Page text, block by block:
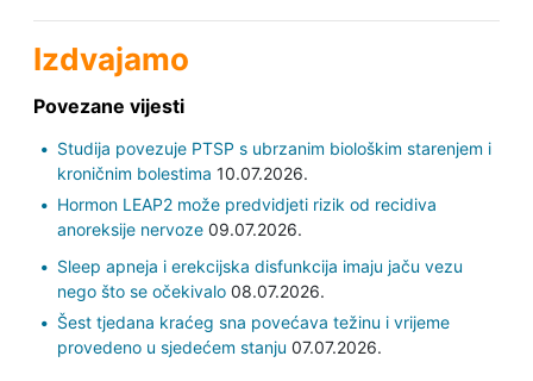
Izdvajamo
Povezane vijesti
Studija povezuje PTSP s ubrzanim biološkim starenjem i
kroničnim bolestima 10.07.2026.
Hormon LEAP2 može predvidjeti rizik od recidiva
anoreksije nervoze09.07.2026.
Sleep apneja i erekcijska disfunkcija imaju jaču vezu
nego što se očekivalo08.07.2026.
Šest tjedana kraćeg sna povećava težinu i vrijeme
provedeno u sjedećem stanju 07.07.2026.